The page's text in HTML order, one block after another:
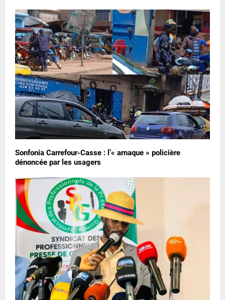
Sonfonia Carrefour-Casse : l’« arnaque » policière
dénoncée par les usagers